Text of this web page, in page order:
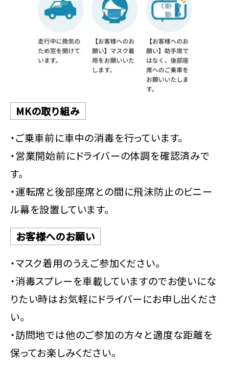
MKの取り組み
・ご乗車前に車中の消毒を行っています。
・営業開始前にドライバーの体調を確認済みで
す。
・運転席と後部座席との間に飛沫防止のビニー
ル幕を設置しています。
お客様へのお願い
・マスク着用のうえご参加ください。
・消毒スプレーを車載していますのでお使いにな
りたい時はお気軽にドライバーにお申し出くださ
い。
・訪問地では他のご参加の方々と適度な距離を
保ってお楽しみください。